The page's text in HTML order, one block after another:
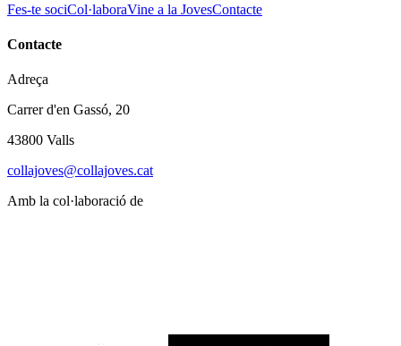
Fes-te sociCol·laboraVine a la JovesContacte
Contacte
Adreça
Carrer d'en Gassó, 20
43800 Valls
collajoves@collajoves.cat
Amb la col·laboració de